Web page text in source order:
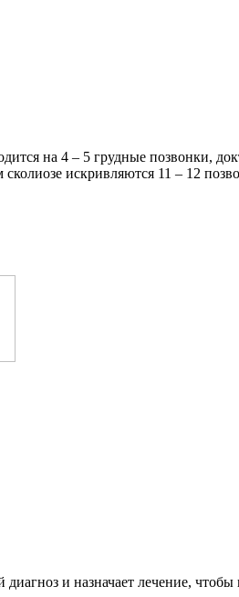
на 4 – 5 грудные позвонки,
искривляются 11 – 12
и назначает лечение, чтобы